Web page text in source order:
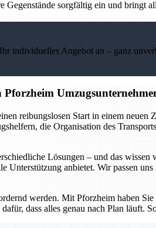
sorgfältig ein und bringt
individuelles Angebot an – ganz
reibungslosen Start in einem
die Organisation des
Lösungen – und das
Unterstützung anbietet. Wir passen
werden. Mit Pforzheim haben
dass alles genau nach Plan